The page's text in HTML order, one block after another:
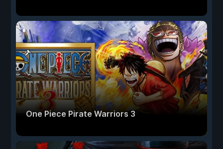
One Piece Pirate Warriors 3